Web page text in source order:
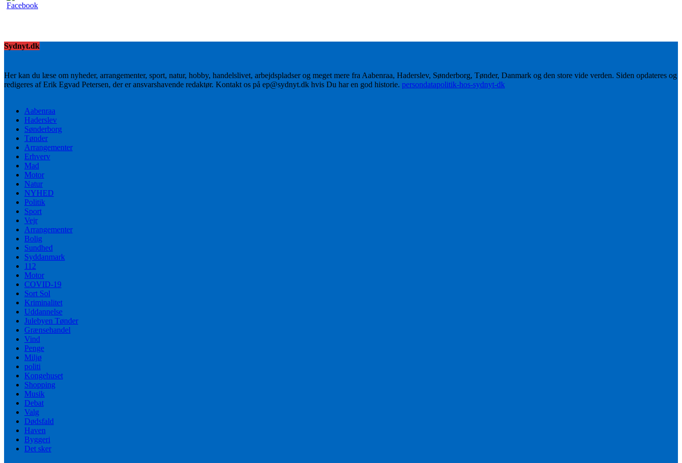
Sydnyt.dk
Her kan du læse om nyheder, arrangementer, sport, natur, hobby, handelslivet, arbejdspladser og meget mere fra Aabenraa, Haderslev, Sønderborg, Tønder, Danmark og den store vide verden. Siden opdateres og
redigeres af Erik Egvad Petersen, der er ansvarshavende redaktør. Kontakt os på ep@sydnyt.dk hvis Du har en god historie. persondatapolitik-hos-sydnyt-dk
Aabenraa
Haderslev
Sønderborg
Tønder
Arrangementer
Erhverv
Mad
Motor
Natur
NYHED
Politik
Sport
Vejr
Arrangementer
Bolig
Sundhed
Syddanmark
112
Motor
COVID-19
Sort Sol
Kriminalitet
Uddannelse
Julebyen Tønder
Grænsehandel
Vind
Penge
Miljø
politi
Kongehuset
Shopping
Musik
Debat
Valg
Dødsfald
Haven
Byggeri
Det sker